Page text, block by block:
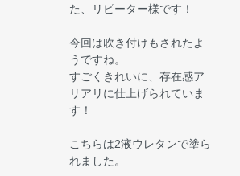
た、リピーター様です！
今回は吹き付けもされたよ
うですね。
すごくきれいに、存在感ア
リアリに仕上げられていま
す！
こちらは2液ウレタンで塗ら
れました。